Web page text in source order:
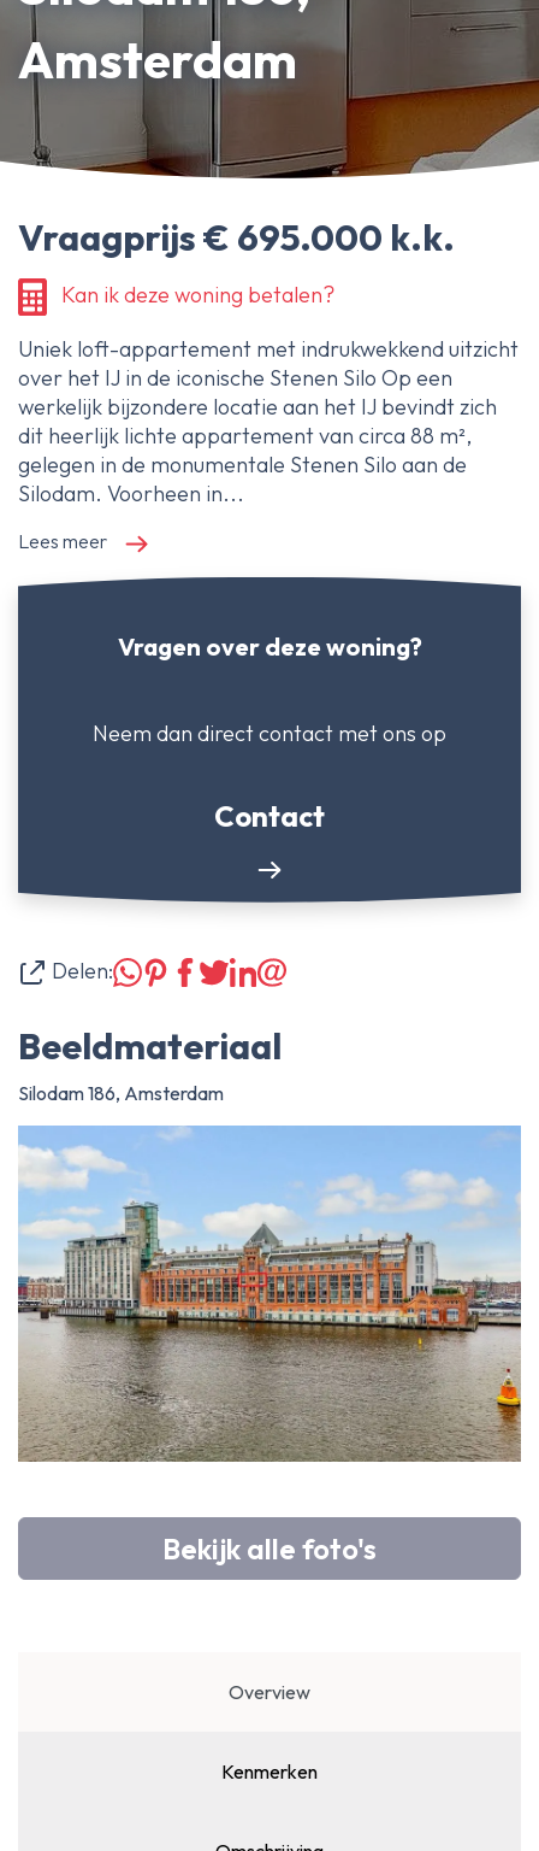
Amsterdam
Vraagprijs € 695.000 k.k.
Kan ik deze woning betalen?
Uniek loft-appartement met indrukwekkend uitzicht
over het IJ in de iconische Stenen Silo Op een
werkelijk bijzondere locatie aan het IJ bevindt zich
dit heerlijk lichte appartement van circa 88 m²,
gelegen in de monumentale Stenen Silo aan de
Silodam. Voorheen in...
Lees meer
Vragen over deze woning?
Neem dan direct contact met ons op
Contact
Delen:
Beeldmateriaal
Silodam 186, Amsterdam
Bekijk alle foto's
Overview
Kenmerken
Erfpachtdeskundige
Gerechtelijke deskundige
Over Ameo makelaars
Onze reviews
Contact